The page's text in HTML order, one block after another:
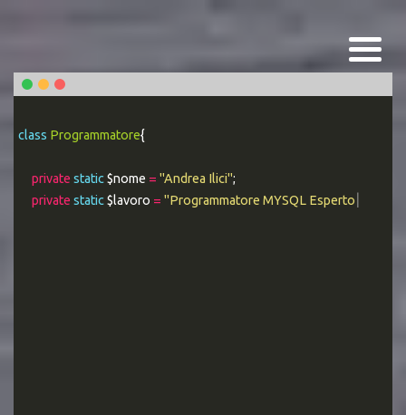
class Programmatore{
private static$nome = "Andrea Ilici";
private static$lavoro = "Programmatore MYSQL Esperto"